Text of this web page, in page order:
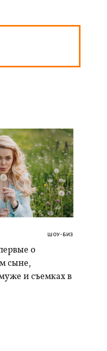
ШОУ-БИЗ
о
сыне,
и съемках в